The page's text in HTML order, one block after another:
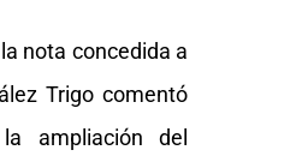
nota concedida a
Trigo comentó
ampliación del